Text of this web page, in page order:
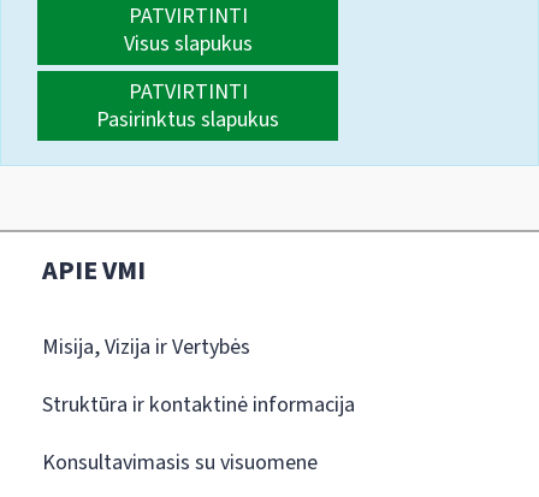
PATVIRTINTI
Visus slapukus
PATVIRTINTI
Pasirinktus slapukus
APIE VMI
Misija, Vizija ir Vertybės
Struktūra ir kontaktinė informacija
Konsultavimasis su visuomene